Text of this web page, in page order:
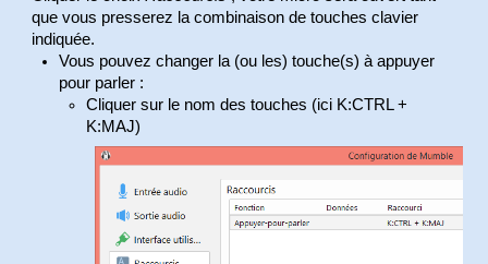
que vous presserez la combinaison de touches clavier
indiquée.
Vous pouvez changer la (ou les) touche(s) à appuyer
pour parler :
Cliquer sur le nom des touches (ici K:CTRL +
K:MAJ)